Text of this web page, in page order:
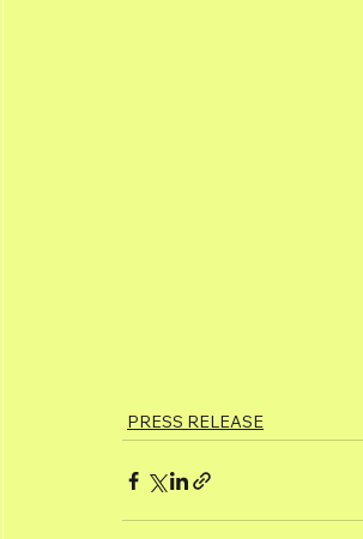
PRESS RELEASE